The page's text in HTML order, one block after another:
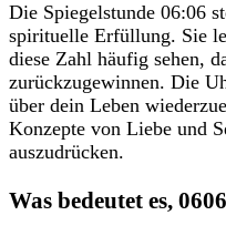
Die Spiegelstunde 06:06
spirituelle Erfüllung. Sie
diese Zahl häufig sehen,
zurückzugewinnen. Die
über dein Leben
Konzepte von Liebe und
auszudrücken.
Was bedeutet es,